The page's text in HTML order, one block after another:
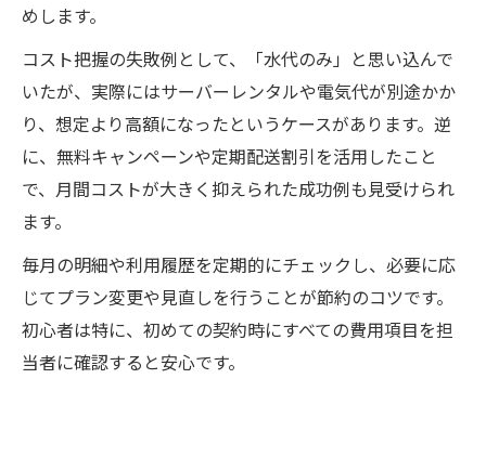
めします。
コスト把握の失敗例として、「水代のみ」と思い込んで
いたが、実際にはサーバーレンタルや電気代が別途かか
り、想定より高額になったというケースがあります。逆
に、無料キャンペーンや定期配送割引を活用したこと
で、月間コストが大きく抑えられた成功例も見受けられ
ます。
毎月の明細や利用履歴を定期的にチェックし、必要に応
じてプラン変更や見直しを行うことが節約のコツです。
初心者は特に、初めての契約時にすべての費用項目を担
当者に確認すると安心です。